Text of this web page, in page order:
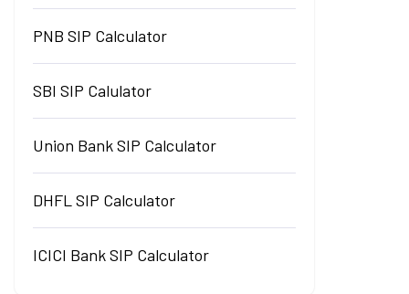
PNB SIP Calculator
SBI SIP Calulator
Union Bank SIP Calculator
DHFL SIP Calculator
ICICI Bank SIP Calculator